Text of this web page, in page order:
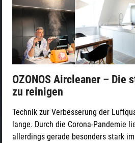
OZONOS Aircleaner – Die
zu reinigen
Technik zur Verbesserung der
lange. Durch die Corona-Pandemie
allerdings gerade besonders stark